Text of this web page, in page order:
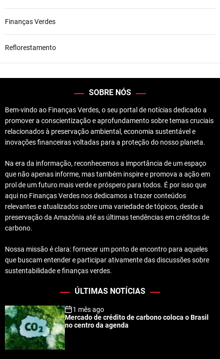
Finanças Verdes
Reflorestamento
SOBRE NÓS
Bem-vindo ao Finanças Verdes, o seu portal de notícias dedicado a
promover a conscientização e aprofundamento sobre temas cruciais
relacionados à preservação ambiental, economia sustentável e
inovações financeiras voltadas para a proteção do nosso planeta.
Na era da informação, reconhecemos a importância de um espaço
que não apenas informe, mas também inspire e promova a ação em
prol de um futuro mais verde e próspero para todos. É por isso que
aqui no Finanças Verdes nos dedicamos a trazer conteúdos
relevantes e atualizados sobre uma variedade de tópicos, desde a
preservação da Amazônia até as últimas tendências em créditos de
carbono.
Nossa missão é clara: fornecer um ponto de encontro para aqueles
que buscam entender e participar ativamente das discussões sobre
sustentabilidade e finanças verdes.
ÚLTIMAS NOTÍCIAS
1 mês ago
Mercado de crédito de carbono coloca o Brasil
no centro da agenda